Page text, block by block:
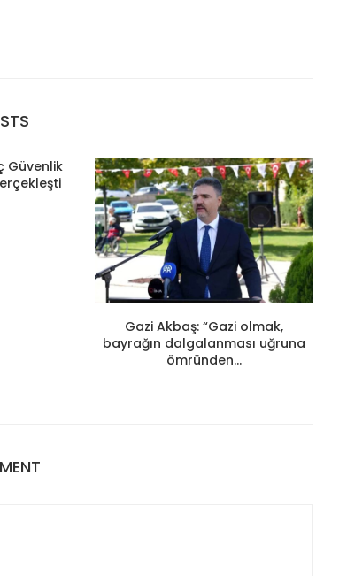
Güvenlik
Gazi Akbaş: “Gazi olmak,
bayrağın dalgalanması uğruna
ömründen...